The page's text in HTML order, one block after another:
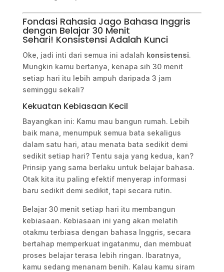
Fondasi Rahasia Jago Bahasa Inggris
dengan Belajar 30 Menit
Sehari! Konsistensi Adalah Kunci
Oke, jadi inti dari semua ini adalah konsistensi.
Mungkin kamu bertanya, kenapa sih 30 menit
setiap hari itu lebih ampuh daripada 3 jam
seminggu sekali?
Kekuatan Kebiasaan Kecil
Bayangkan ini: Kamu mau bangun rumah. Lebih
baik mana, menumpuk semua bata sekaligus
dalam satu hari, atau menata bata sedikit demi
sedikit setiap hari? Tentu saja yang kedua, kan?
Prinsip yang sama berlaku untuk belajar bahasa.
Otak kita itu paling efektif menyerap informasi
baru sedikit demi sedikit, tapi secara rutin.
Belajar 30 menit setiap hari itu membangun
kebiasaan. Kebiasaan ini yang akan melatih
otakmu terbiasa dengan bahasa Inggris, secara
bertahap memperkuat ingatanmu, dan membuat
proses belajar terasa lebih ringan. Ibaratnya,
kamu sedang menanam benih. Kalau kamu siram